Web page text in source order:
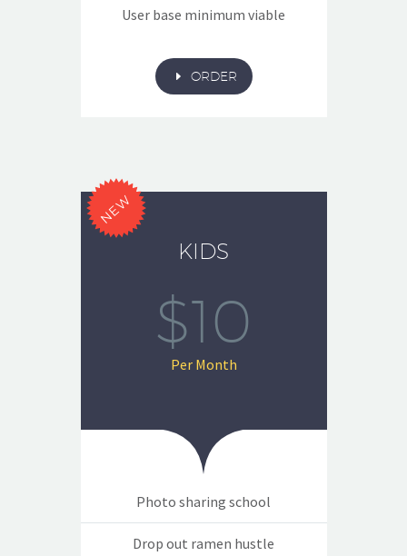
User base minimum viable
E ORDER
NEW
KIDS
$10
Per Month
Photo sharing school
Drop out ramen hustle